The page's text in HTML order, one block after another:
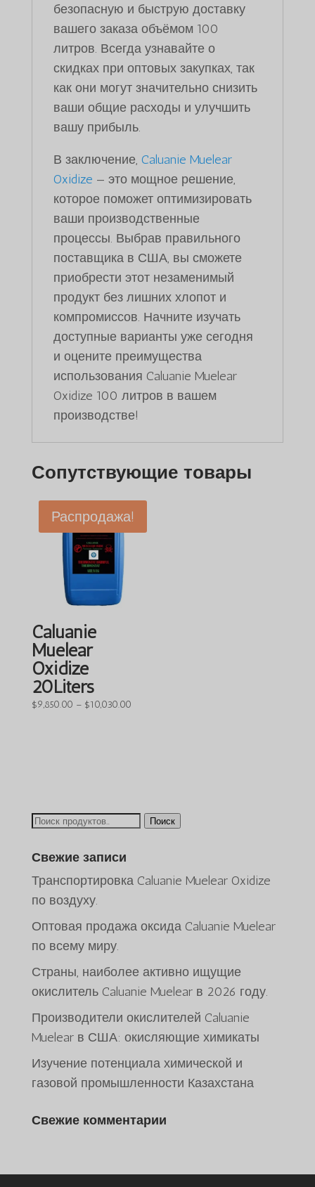
безопасную и быструю доставку
вашего заказа объёмом 100
литров. Всегда узнавайте о
скидках при оптовых закупках, так
как они могут значительно снизить
ваши общие расходы и улучшить
вашу прибыль.
В заключение, Caluanie Muelear
Oxidize — это мощное решение,
которое поможет оптимизировать
ваши производственные
процессы. Выбрав правильного
поставщика в США, вы сможете
приобрести этот незаменимый
продукт без лишних хлопот и
компромиссов. Начните изучать
доступные варианты уже сегодня
и оцените преимущества
использования Caluanie Muelear
Oxidize 100 литров в вашем
производстве!
Сопутствующие товары
Распродажа!
Caluanie
Muelear
Oxidize
20Liters
$9,850.00 – $10,030.00Диапазон
Искать: Поиск
Свежие записи
Транспортировка Caluanie Muelear Oxidize
по воздуху.
Оптовая продажа оксида Caluanie Muelear
по всему миру.
Страны, наиболее активно ищущие
окислитель Caluanie Muelear в 2026 году.
Производители окислителей Caluanie
Muelear в США: окисляющие химикаты
Изучение потенциала химической и
газовой промышленности Казахстана
Свежие комментарии